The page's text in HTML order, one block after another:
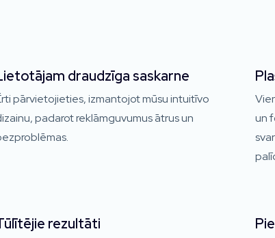
draudzīga saskarne
pārvietojieties, izmantojot mūsu intuitīvo
padarot reklāmguvumus ātrus un
un
rezultāti